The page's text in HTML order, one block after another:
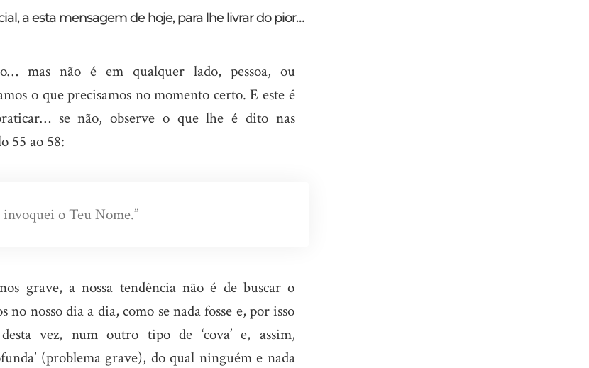
a esta mensagem de hoje, para lhe livrar do pior…
mas não é em qualquer lado, pessoa, ou
o que precisamos no momento certo. E este é
se não, observe o que lhe é dito nas
55 ao 58:
o Teu Nome.”
grave, a nossa tendência não é de buscar o
nosso dia a dia, como se nada fosse e, por isso
vez, num outro tipo de ‘cova’ e, assim,
(problema grave), do qual ninguém e nada